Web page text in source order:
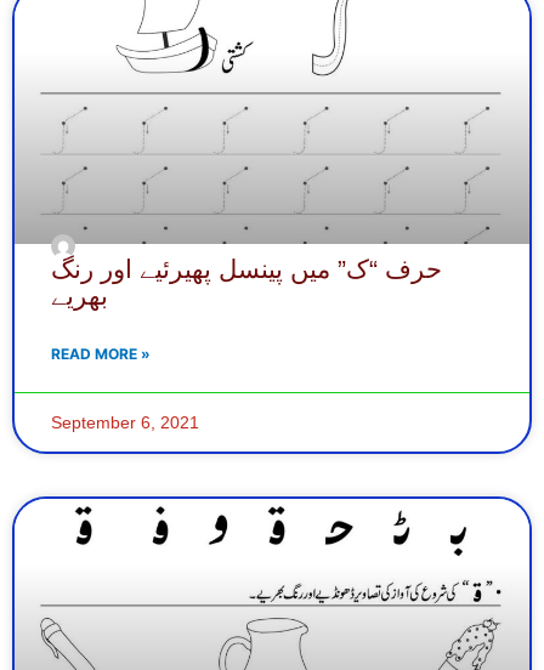
حرف “ک” میں پینسل پھیرئیے اور رنگ
بھریے
READ MORE »
September 6, 2021